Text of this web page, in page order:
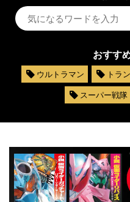
おすす
ウルトラマン トラ
スーパー戦隊